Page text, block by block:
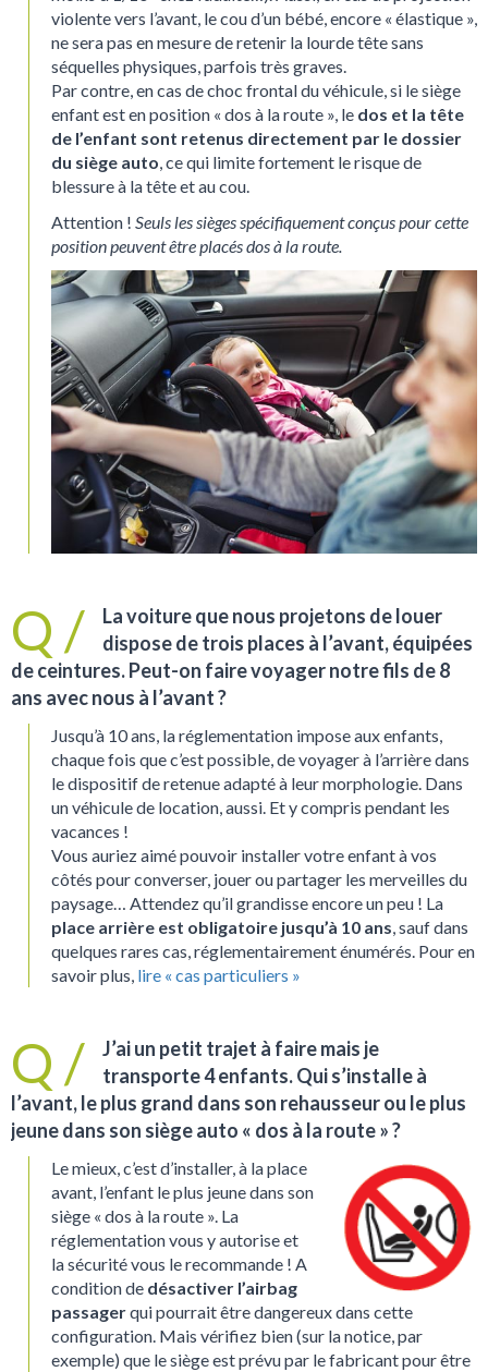
violente vers l’avant, le cou d’un bébé, encore « élastique »,
ne sera pas en mesure de retenir la lourde tête sans
séquelles physiques, parfois très graves.
Par contre, en cas de choc frontal du véhicule, si le siège
enfant est en position « dos à la route », le dos et la tête
de l’enfant sont retenus directement par le dossier
du siège auto, ce qui limite fortement le risque de
blessure à la tête et au cou.
Attention ! Seuls les sièges spécifiquement conçus pour cette
position peuvent être placés dos à la route.
La voiture que nous projetons de louer
dispose de trois places à l’avant, équipées
de ceintures. Peut-on faire voyager notre fils de 8
ans avec nous à l’avant ?
Jusqu’à 10 ans, la réglementation impose aux enfants,
chaque fois que c’est possible, de voyager à l’arrière dans
le dispositif de retenue adapté à leur morphologie. Dans
un véhicule de location, aussi. Et y compris pendant les
vacances !
Vous auriez aimé pouvoir installer votre enfant à vos
côtés pour converser, jouer ou partager les merveilles du
paysage… Attendez qu’il grandisse encore un peu ! La
place arrière est obligatoire jusqu’à 10 ans , sauf dans
quelques rares cas, réglementairement énumérés. Pour en
savoir plus, lire « cas particuliers »
J’ai un petit trajet à faire mais je
transporte 4 enfants. Qui s’installe à
l’avant, le plus grand dans son rehausseur ou le plus
jeune dans son siège auto « dos à la route » ?
Le mieux, c’est d’installer, à la place
avant, l’enfant le plus jeune dans son
siège « dos à la route ». La
réglementation vous y autorise et
la sécurité vous le recommande ! A
condition de désactiver l’airbag
passagerqui pourrait être dangereux dans cette
configuration. Mais vérifiez bien (sur la notice, par
exemple) que le siège est prévu par le fabricant pour être